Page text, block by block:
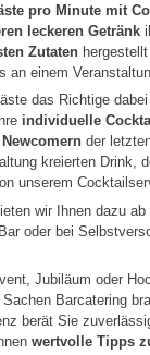
pro Minute mit
leckeren Getränk
Zutatenhergestellt
an einem
das Richtige
individuelle
der
kreierten Drink,
unserem
wir Ihnen dazu ab
oder bei
Jubiläum oder
Barcatering
berät Sie
wertvolle Tipps